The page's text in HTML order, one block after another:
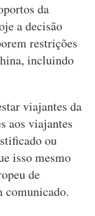
da
a decisão
restrições
incluindo
viajantes da
aos viajantes
ou
isso mesmo
de
comunicado.